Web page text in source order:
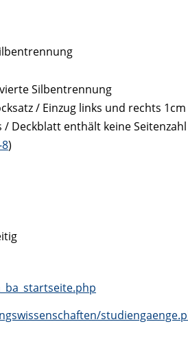
Silbentrennung
/ Einzug links und rechts
Deckblatt enthält keine
)